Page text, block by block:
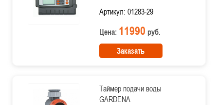
Артикул: 01283-29
Цена: 11990 руб.
Заказать
Таймер подачи воды
GARDENA